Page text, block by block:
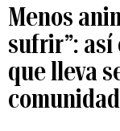
Menos
sufrir”:
que lleva